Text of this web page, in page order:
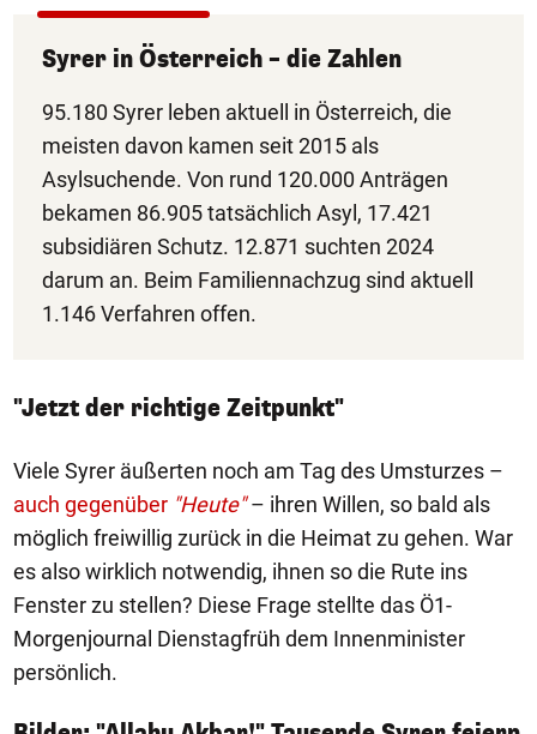
Syrer in Österreich – die Zahlen
95.180 Syrer leben aktuell in Österreich, die
meisten davon kamen seit 2015 als
Asylsuchende. Von rund 120.000 Anträgen
bekamen 86.905 tatsächlich Asyl, 17.421
subsidiären Schutz. 12.871 suchten 2024
darum an. Beim Familiennachzug sind aktuell
1.146 Verfahren offen.
"Jetzt der richtige Zeitpunkt"
Viele Syrer äußerten noch am Tag des Umsturzes –
auch gegenüber "Heute"– ihren Willen, so bald als
möglich freiwillig zurück in die Heimat zu gehen. War
es also wirklich notwendig, ihnen so die Rute ins
Fenster zu stellen? Diese Frage stellte das Ö1-
Morgenjournal Dienstagfrüh dem Innenminister
persönlich.